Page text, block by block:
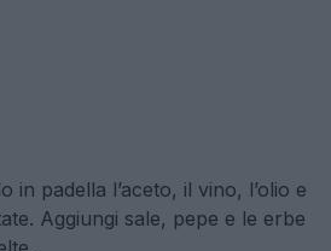
in padella l’aceto, il vino, l’olio e
Aggiungi sale, pepe e le erbe